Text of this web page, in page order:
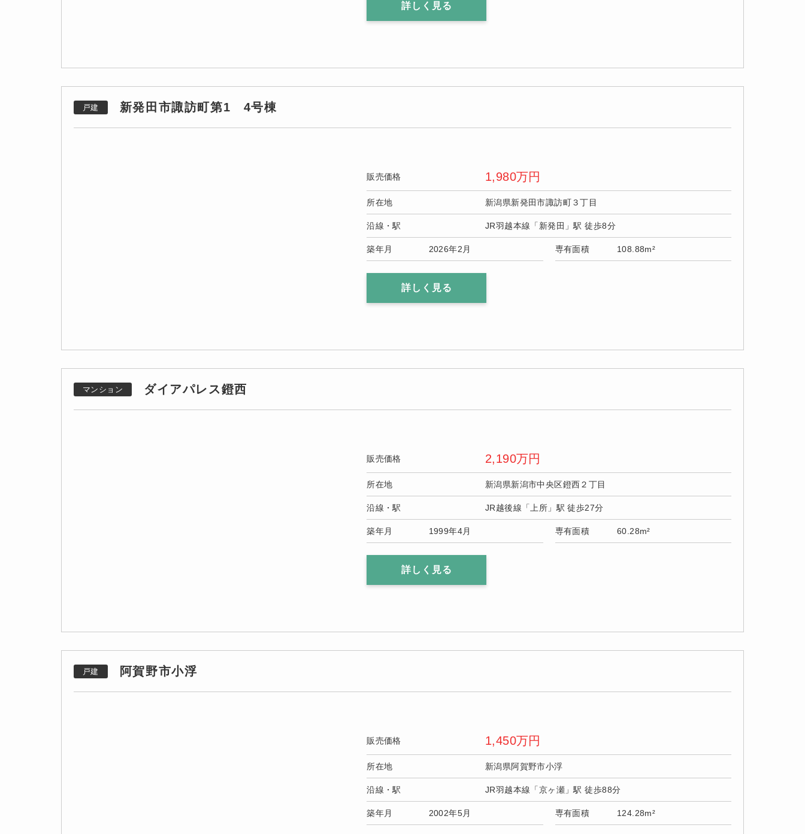
詳しく見る
戸建 新発田市諏訪町第1 4号棟
販売価格 1,980万円
所在地 新潟県新発田市諏訪町３丁目
沿線・駅 JR羽越本線「新発田」駅 徒歩8分
築年月 2026年2月 専有面積 108.88m²
詳しく見る
マンション ダイアパレス鐙西
販売価格 2,190万円
所在地 新潟県新潟市中央区鐙西２丁目
沿線・駅 JR越後線「上所」駅 徒歩27分
築年月 1999年4月 専有面積 60.28m²
詳しく見る
戸建 阿賀野市小浮
販売価格 1,450万円
所在地 新潟県阿賀野市小浮
沿線・駅 JR羽越本線「京ヶ瀬」駅 徒歩88分
築年月 2002年5月 専有面積 124.28m²